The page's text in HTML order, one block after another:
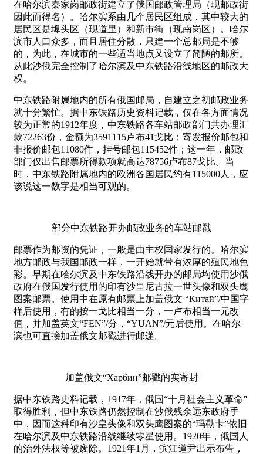
在哈尔滨秦家岗邮政街建立了俄国邮政管理局（现邮政街
因此而得名）。哈尔滨系由几个居民区组成，其中较大的
居民区是埠头区（现道里）和新市街（现南岗区）。哈尔
滨市人口众多，而且居住分散，只建一个总邮局是不够
的，为此，在城市的一些适当地点又设立了简陋的邮所。
从此沙俄完全控制了哈尔滨及中东铁路沿线地区的邮政大
权。
中东铁路附属地内的所有俄国邮局，自建立之初邮政业务
就十分繁忙。据中东铁路历史资料记载，仅在各方面情况
较为正常的1912年度，中东铁路各车站邮政部门共办理汇
款72263份，金额为3591115卢布41戈比；寄发报价邮包和
非报价邮包11080件，挂号邮包115452件；这一年，邮政
部门仅出售邮票所得款项就高达78756卢布87戈比。当
时，中东铁路附属地内的欧洲各国居民约有115000人，应
该说这一数字是相当可观的。
部分中东铁路开办邮政业务的车站邮戳
邮票作为邮资的凭证，一般是由主权国家发行的。哈尔滨
地方邮政与我国邮政一样，一开始就带有浓厚的殖民地色
彩。早期在哈尔滨及中东铁路沿线开办的邮局均使用沙俄
政府在俄国发行使用的印有沙皇尼古拉一世头像和双头鹰
图案邮票。使用中在原有邮票上加盖俄文 “Китай”/中国字
样后使用，有的按一戈比相当一分，一卢布相当一元改
值，并加盖英文“FEN”/分，“YUAN”/元后使用。在哈尔
滨也可直接加盖俄文邮戳进行邮递。
加盖俄文“Харбин”邮戳的实寄封
据中东铁路史料记载，1917年，俄国“十月社会主义革命”
取得胜利，但中东铁路仍然控制在沙俄残余远东政府手
中，因而这种印有沙皇头像和双头鹰图案的“玛勒卡”依旧
在哈尔滨及中东铁路沿线继续零星使用。1920年，俄国人
的治外法权等被废除。1921年1月，滨江道尹出示布告，